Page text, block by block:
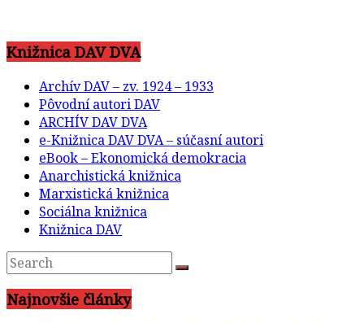
Knižnica DAV DVA
Archív DAV – zv. 1924 – 1933
Pôvodní autori DAV
ARCHÍV DAV DVA
e-Knižnica DAV DVA – súčasní autori
eBook – Ekonomická demokracia
Anarchistická knižnica
Marxistická knižnica
Sociálna knižnica
Knižnica DAV
Najnovšie články